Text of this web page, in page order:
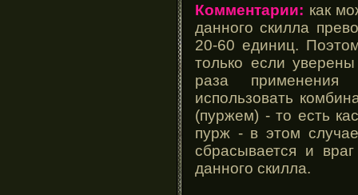
Комментарии: как
данного скилла
20-60 единиц.
только если
раза
использовать
(пуржем) - то есть
пурж - в этом
сбрасывается и
данного скилла.